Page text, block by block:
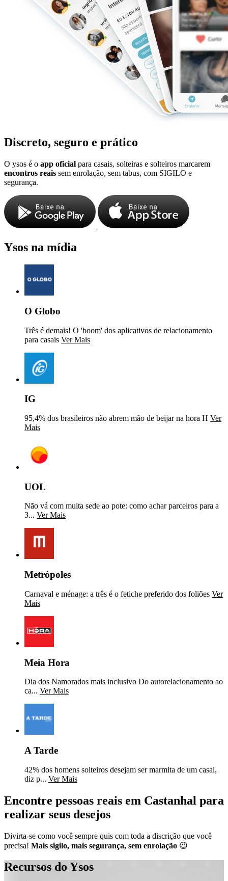
Discreto, seguro e prático
O ysos é o app oficial para casais, solteiras e solteiros marcarem
encontros reais sem enrolação, sem tabus, com SIGILO e
segurança.
Ysos na mídia
O Globo
Três é demais! O 'boom' dos aplicativos de relacionamento
para casais Ver Mais
IG
95,4% dos brasileiros não abrem mão de beijar na hora H Ver
Mais
UOL
Não vá com muita sede ao pote: como achar parceiros para a
3... Ver Mais
Metrópoles
Carnaval e ménage: a três é o fetiche preferido dos foliões Ver
Mais
Meia Hora
Dia dos Namorados mais inclusivo Do autorelacionamento ao
ca... Ver Mais
A Tarde
42% dos homens solteiros desejam ser marmita de um casal,
diz p... Ver Mais
Encontre pessoas reais em Castanhal para
realizar seus desejos
Divirta-se como você sempre quis com toda a discrição que você
precisa! Mais sigilo, mais segurança, sem enrolação 😉
Recursos do Ysos